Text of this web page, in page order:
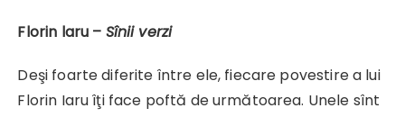
Florin laru – Sînii verzi
Deşi foarte diferite între ele, fiecare povestire a lui
Florin Iaru îţi face poftă de următoarea. Unele sînt